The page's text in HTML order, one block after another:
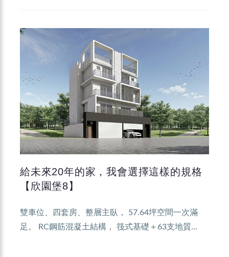
給未來20年的家，我會選擇這樣的規格
【欣園堡8】
雙車位、四套房、整層主臥， 57.64坪空間一次滿
足。 RC鋼筋混凝土結構， 筏式基礎＋63支地質...